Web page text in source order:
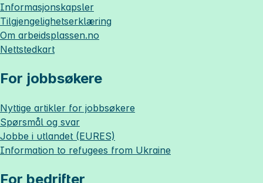
Informasjonskapsler
Tilgjengelighetserklæring
Om arbeidsplassen.no
Nettstedkart
For jobbsøkere
Nyttige artikler for jobbsøkere
Spørsmål og svar
Jobbe i utlandet (EURES)
Information to refugees from Ukraine
For bedrifter